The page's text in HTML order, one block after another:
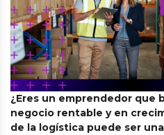
¿Eres un emprendedor que
negocio rentable y en
de la logística puede ser